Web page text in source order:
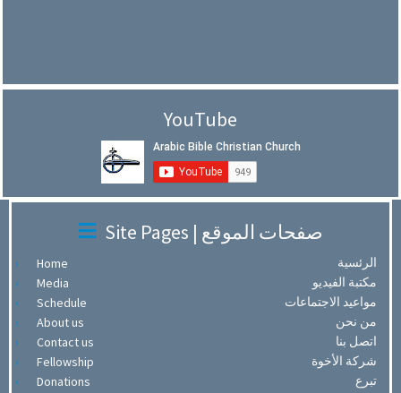
YouTube
Site Pages | صفحات الموقع
Home
الرئسية
Media
مكتبة الفيديو
Schedule
مواعيد الاجتماعات
About us
من نحن
Contact us
اتصل بنا
Fellowship
شركة الأخوة
Donations
تبرع